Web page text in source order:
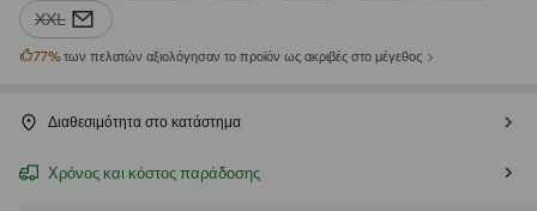
XXL
77%των πελατών αξιολόγησαν το προϊόν ως ακριβές στο μέγεθος
Διαθεσιμότητα στο κατάστημα
Χρόνος και κόστος παράδοσης